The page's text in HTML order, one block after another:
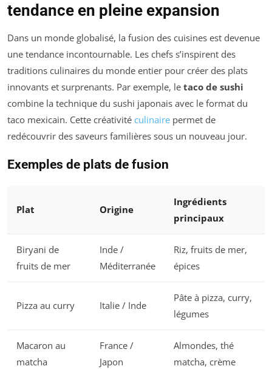
tendance en pleine expansion
Dans un monde globalisé, la fusion des cuisines est devenue
une tendance incontournable. Les chefs s’inspirent des
traditions culinaires du monde entier pour créer des plats
innovants et surprenants. Par exemple, le taco de sushi
combine la technique du sushi japonais avec le format du
taco mexicain. Cette créativité culinaire permet de
redécouvrir des saveurs familières sous un nouveau jour.
Exemples de plats de fusion
Plat Origine
Ingrédients
principaux
Biryani de
fruits de mer
Inde /
Méditerranée
Riz, fruits de mer,
épices
Pizza au curry Italie / Inde
Pâte à pizza, curry,
légumes
Macaron au
matcha
France /
Japon
Almondes, thé
matcha, crème